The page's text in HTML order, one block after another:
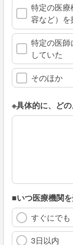
特定の医
容など）を
特定の医
していた
そのほか
※具体的に、ど
※具体的に、どの
■いつ医療機関
すぐにでも
3日以内